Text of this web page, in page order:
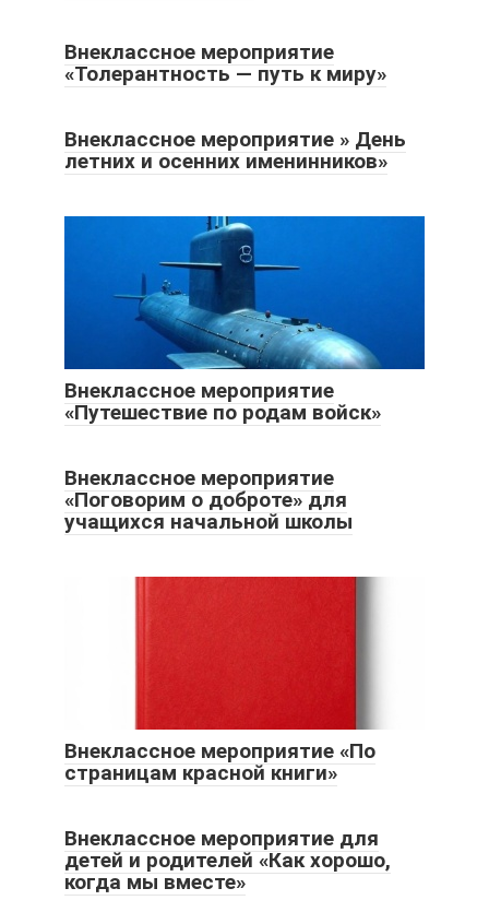
Внеклассное мероприятие
«Толерантность — путь к миру»
Внеклассное мероприятие » День
летних и осенних именинников»
Внеклассное мероприятие
«Путешествие по родам войск»
Внеклассное мероприятие
«Поговорим о доброте» для
учащихся начальной школы
Внеклассное мероприятие «По
страницам красной книги»
Внеклассное мероприятие для
детей и родителей «Как хорошо,
когда мы вместе»